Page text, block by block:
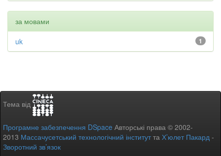
за мовами
1
uk
Тема від
Програмне забезпечення DSpace Авторські права © 2002-
2013 Массачусетський технологічний інститутта Х’юлет Пакард -
Зворотний зв’язок